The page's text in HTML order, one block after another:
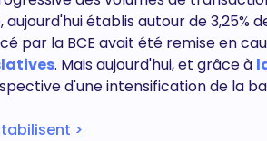
établis autour de 3,25%
par la BCE avait été remise en
. Mais aujourd'hui, et grâce à
d'une intensification de la
>